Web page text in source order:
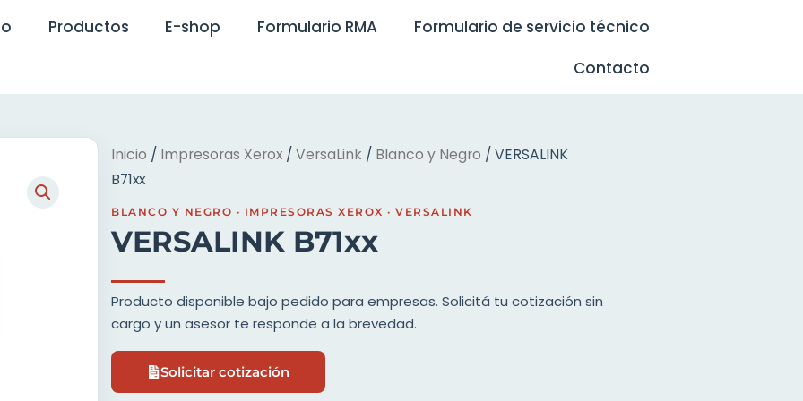
Productos E-shop Formulario RMA
Formulario de servicio técnico
Contacto
Inicio / Impresoras Xerox / VersaLink / Blanco y Negro / VERSALINK
B71xx
BLANCO Y NEGRO · IMPRESORAS XEROX · VERSALINK
VERSALINK B71xx
Producto disponible bajo pedido para empresas. Solicitá tu cotización sin
cargo y un asesor te responde a la brevedad.
Solicitar cotización